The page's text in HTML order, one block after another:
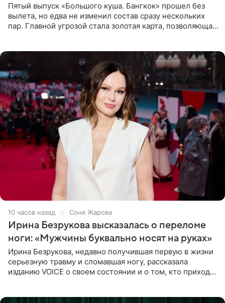
Пятый выпуск «Большого куша. Бангкок» прошел без
вылета, но едва не изменил состав сразу нескольких
пар. Главной угрозой стала золотая карта, позволяющая
10 часов назад Соня Жарова
Ирина Безрукова высказалась о переломе
ноги: «Мужчины буквально носят на руках»
Ирина Безрукова, недавно получившая первую в жизни
серьезную травму и сломавшая ногу, рассказала
изданию VOICE о своем состоянии и о том, кто приходит